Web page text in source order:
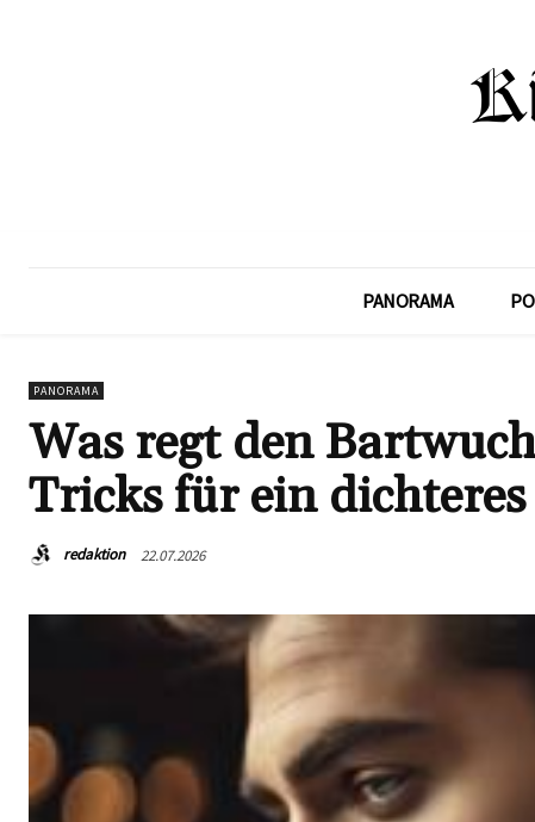
PANORAMA
PANORAMA
Was regt den
Tricks für ein
redaktion 22.07.2026